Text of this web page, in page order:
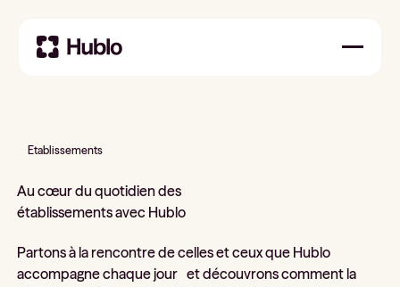
Etablissements
Au cœur du quotidien des
établissements avec Hublo
Partons à la rencontre de celles et ceux que Hublo
accompagne chaque jour et découvrons comment la